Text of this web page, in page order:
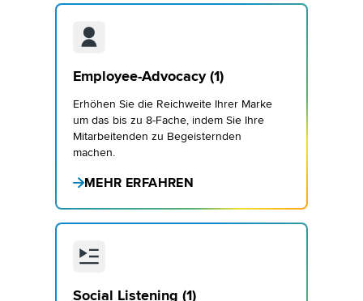
Employee-Advocacy (1)
Erhöhen Sie die Reichweite Ihrer Marke
um das bis zu 8-Fache, indem Sie Ihre
Mitarbeitenden zu Begeisternden
machen.
MEHR ERFAHREN
Social Listening (1)